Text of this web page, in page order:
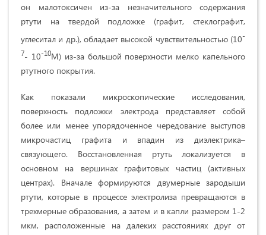
он малотоксичен из-за незначительного содержа­ния
ртути на твердой подложке (графит, стеклографит,
углеситал и др.), обладает высокой чувствительностью (10-
7- 10-10М) из-за боль­шой поверхности мелко капельного
ртутного покрытия.
Как показали микроскопические исследования,
поверхность подложки электрода представляет собой
более или менее упорядоченное чередование выступов
микрочастиц графита и впадин из диэлектрика–
связующего. Восстановленная ртуть локализуется в
основном на вершинах графитовых частиц (активных
центрах). Вначале формируются двумерные зародыши
ртути, которые в процессе электролиза превращаются в
трехмерные образования, а затем и в капли размером 1-2
мкм, расположенные на далеких расстояниях друг от